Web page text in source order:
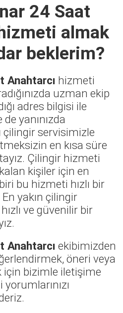
24 Saat
almak
beklerim?
Anahtarcı hizmeti
uzman ekip
adres bilgisi ile
yanınızda
çilingir servisimizle
en kısa süre
Çilingir hizmeti
kişiler için en
bu hizmeti hızlı bir
yakın çilingir
ve güvenilir bir
Anahtarcı ekibimizden
öneri veya
bizimle iletişime